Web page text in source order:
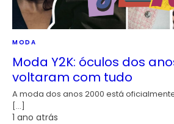
MODA
Moda Y2K: óculos dos
voltaram com tudo
A moda dos anos 2000 está
[…]
1 ano atrás